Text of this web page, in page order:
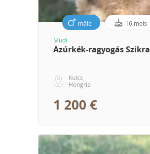
mâle 16 mois
Mudi
Azúrkék-ragyogás Szikra
Kulcs
Hongrie
1 200 €